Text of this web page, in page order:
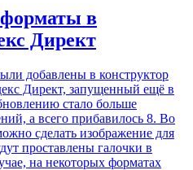
в
Директ
добавлены в конструктор
Директ, запущенный ещё в
стало больше
а всего прибавилось 8. Во
сделать изображение для
проставлены галочки в
на некоторых форматах